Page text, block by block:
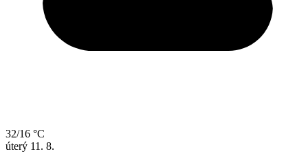
32/16 °C
úterý 11. 8.